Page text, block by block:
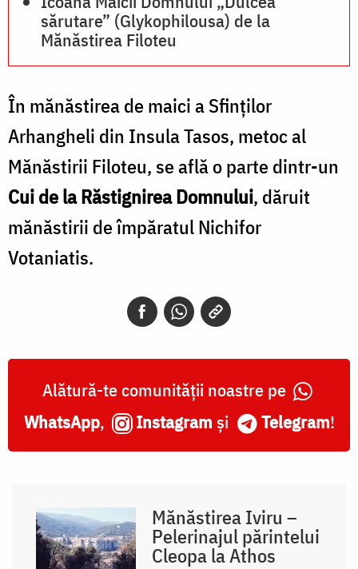
sărutare” (Glykophilousa) de la
Mănăstirea Filoteu
În mănăstirea de maici a Sfinţilor
Arhangheli din Insula Tasos, metoc al
Mănăstirii Filoteu, se află o parte dintr-un
Cui de la Răstignirea Domnului, dăruit
mănăstirii de împăratul Nichifor
Votaniatis.
Alătură-te comunității noastre pe
WhatsApp, Instagram și Telegram!
Mănăstirea Iviru –
Pelerinajul părintelui
Cleopa la Athos